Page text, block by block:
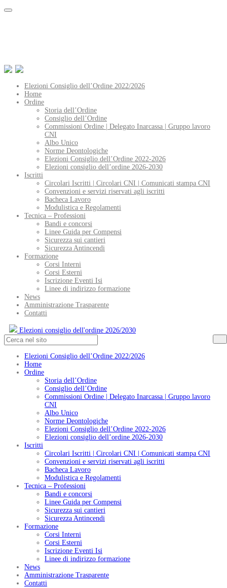
Elezioni Consiglio dell’Ordine 2022/2026
Home
Ordine
Storia dell’Ordine
Consiglio dell’Ordine
Commissioni Ordine | Delegato Inarcassa | Gruppo lavoro
CNI
Albo Unico
Norme Deontologiche
Elezioni Consiglio dell’Ordine 2022-2026
Elezioni consiglio dell’ordine 2026-2030
Iscritti
Circolari Iscritti | Circolari CNI | Comunicati stampa CNI
Convenzioni e servizi riservati agli iscritti
Bacheca Lavoro
Modulistica e Regolamenti
Tecnica – Professioni
Bandi e concorsi
Linee Guida per Compensi
Sicurezza sui cantieri
Sicurezza Antincendi
Formazione
Corsi Interni
Corsi Esterni
Iscrizione Eventi Isi
Linee di indirizzo formazione
News
Amministrazione Trasparente
Contatti
Elezioni consiglio dell'ordine 2026/2030
Elezioni Consiglio dell’Ordine 2022/2026
Home
Ordine
Storia dell’Ordine
Consiglio dell’Ordine
Commissioni Ordine | Delegato Inarcassa | Gruppo lavoro
CNI
Albo Unico
Norme Deontologiche
Elezioni Consiglio dell’Ordine 2022-2026
Elezioni consiglio dell’ordine 2026-2030
Iscritti
Circolari Iscritti | Circolari CNI | Comunicati stampa CNI
Convenzioni e servizi riservati agli iscritti
Bacheca Lavoro
Modulistica e Regolamenti
Tecnica – Professioni
Bandi e concorsi
Linee Guida per Compensi
Sicurezza sui cantieri
Sicurezza Antincendi
Formazione
Corsi Interni
Corsi Esterni
Iscrizione Eventi Isi
Linee di indirizzo formazione
News
Amministrazione Trasparente
Contatti